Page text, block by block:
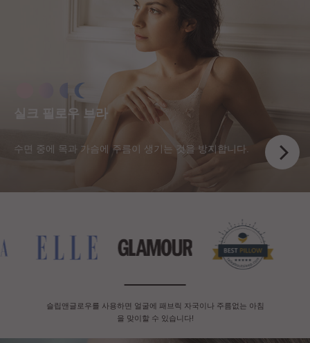
실크 필로우 브라
수면 중에 목과 가슴에 주름이 생기는 것을 방지합니다.
슬립앤글로우를 사용하면 얼굴에 패브릭 자국이나 주름없는 아침
을 맞이할 수 있습니다!